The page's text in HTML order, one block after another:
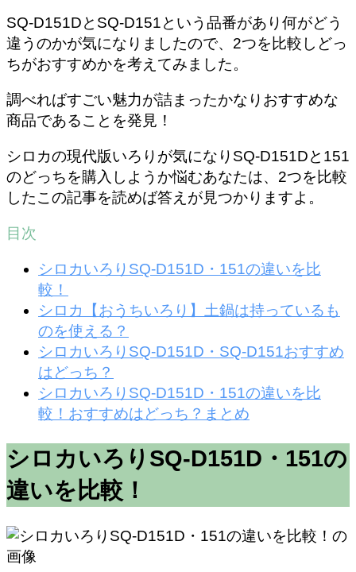
SQ-D151DとSQ-D151という品番があり何がどう
違うのかが気になりましたので、2つを比較しどっ
ちがおすすめかを考えてみました。
調べればすごい魅力が詰まったかなりおすすめな
商品であることを発見！
シロカの現代版いろりが気になりSQ-D151Dと151
のどっちを購入しようか悩むあなたは、2つを比較
したこの記事を読めば答えが見つかりますよ。
目次
シロカいろりSQ-D151D・151の違いを比
較！
シロカ【おうちいろり】土鍋は持っているも
のを使える？
シロカいろりSQ-D151D・SQ-D151おすすめ
はどっち？
シロカいろりSQ-D151D・151の違いを比
較！おすすめはどっち？まとめ
シロカいろりSQ-D151D・151の
違いを比較！